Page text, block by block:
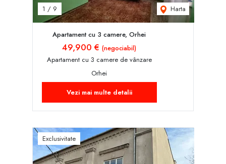
1 / 9 Harta
Apartament cu 3 camere, Orhei
49,900 € (negociabil)
Apartament cu 3 camere de vânzare
Orhei
Vezi mai multe detalii
Exclusivitate